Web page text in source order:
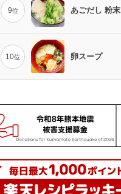
9位 あごだし 粉末
10位 卵スープ